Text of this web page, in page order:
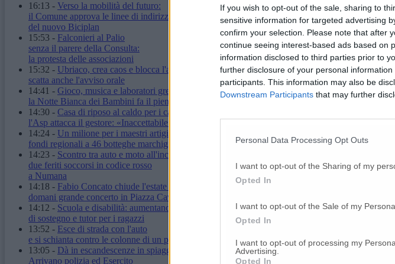
If you wish to opt-out of the sale, sharing to
sensitive information for targeted advertising
confirm your selection. Please note that after
continue seeing interest-based ads based on
information disclosed to third parties prior to
further disclosure of your personal
participants. This information may also be
Downstream Participants that may further
Personal Data Processing Opt Outs
I want to opt-out of the Sharing of my
Opted In
I want to opt-out of the Sale of my
Opted In
I want to opt-out of processing my
Advertising.
Opted In
16:13 - Verso la mobilità del futuro:
il Comune approva le linee di indirizzo
del nuovo Biciplan
15:53 - Falconieri al Palio
senza il parere della Consulta:
la protesta delle associazioni
15:32 - Ubriaco, crea caos e blocca l'autobus:
scatta anche l'avviso orale
14:41 - Gioco, musica e laboratori green:
la Notte Bianca dei Bambini fa il pieno
14:30 - Casa di riposo al caldo per i cali di tensione:
l'Asp attacca il gestore: «Inaccettabile»
14:24 - Un milione per i maestri artigiani:
fondi regionali a 46 botteghe marchigiane
14:23 - Scontro tra auto e moto all'incrocio:
due feriti soccorsi in codice rosso
a Numana
14:18 - Fabio Concato chiude l'estate di Ancona:
domani grande concerto in Piazza Cavour
14:12 - Scuola e disabilità: aumentano ore
di sostegno e tutor per i ragazzi
13:52 - Esce di strada con l'auto
e si schianta contro le colonne di un palazzo
13:05 - Dà in escandescenze in spiaggia al Passetto.
Arrivano polizia ed Esercito